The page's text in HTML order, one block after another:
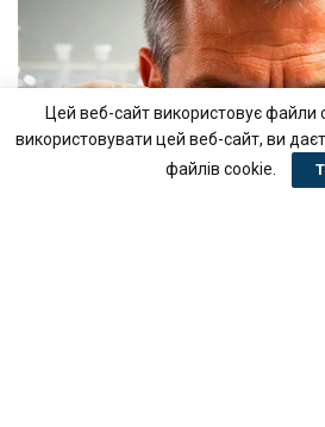
Цей веб-сайт використовує
використовувати цей веб-сайт, ви
файлів cookie.